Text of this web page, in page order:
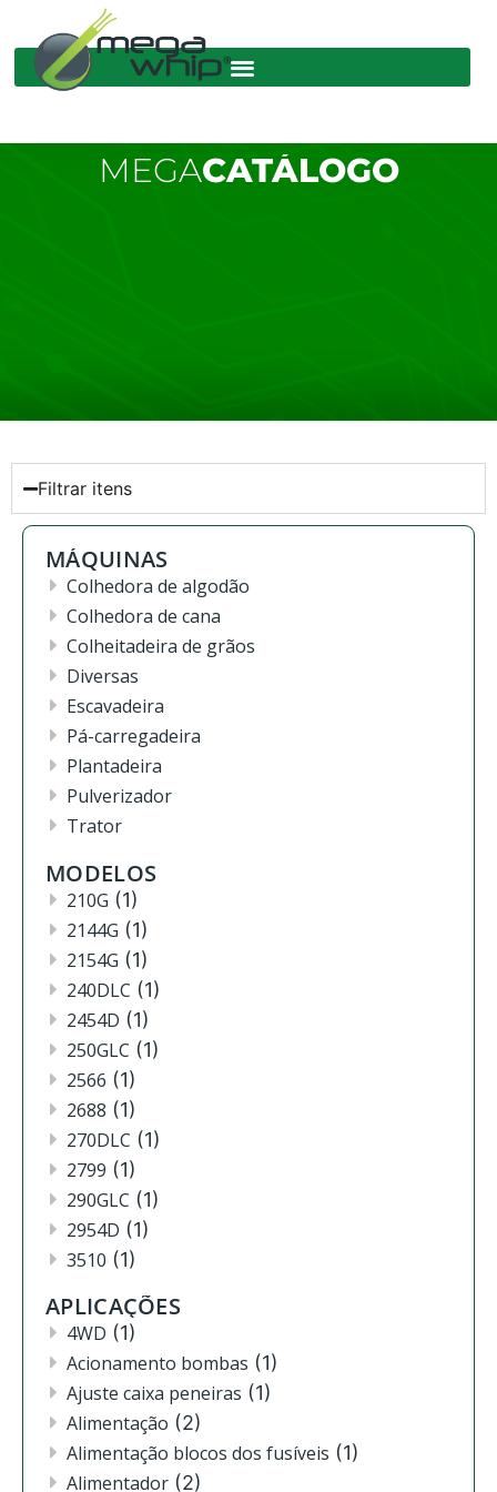
MEGACATÁLOGO
Filtrar itens
MÁQUINAS
Colhedora de algodão
Colhedora de cana
Colheitadeira de grãos
Diversas
Escavadeira
Pá-carregadeira
Plantadeira
Pulverizador
Trator
MODELOS
210G (1)
2144G (1)
2154G (1)
240DLC (1)
2454D (1)
250GLC (1)
2566 (1)
2688 (1)
270DLC (1)
2799 (1)
290GLC (1)
2954D (1)
3510 (1)
3522(11)
(2)
4720
APLICAÇÕES
4WD (1)
Acionamento bombas (1)
Ajuste caixa peneiras (1)
Alimentação (2)
Alimentação blocos dos fusíveis (1)
Alimentador (2)